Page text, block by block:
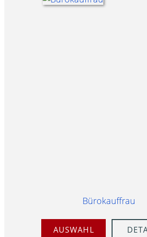
Bürokauffrau
AUSWAHL